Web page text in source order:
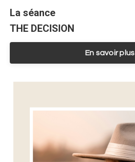
La séance
THE DECISION
En savoir plus